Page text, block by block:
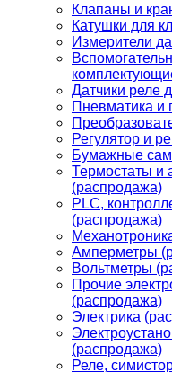
Клапаны и
Катушки для
Измерители
Датчики реле
Пневматика и
Регулятор и
Бумажные
Термостаты и
(распродажа)
PLС,
(распродажа)
Амперметры
Вольтметры
Прочие
(распродажа)
Электрика
(распродажа)
Реле,